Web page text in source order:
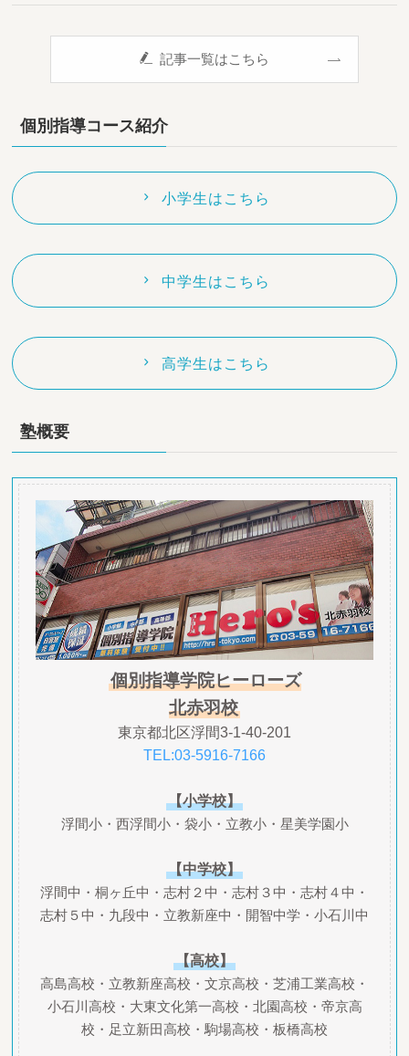
記事一覧はこちら
個別指導コース紹介
小学生はこちら
中学生はこちら
高学生はこちら
塾概要
個別指導学院ヒーローズ
北赤羽校
東京都北区浮間3-1-40-201
TEL:03-5916-7166
【小学校】
浮間小・西浮間小・袋小・立教小・星美学園小
【中学校】
浮間中・桐ヶ丘中・志村２中・志村３中・志村４中・
志村５中・九段中・立教新座中・開智中学・小石川中
【高校】
高島高校・立教新座高校・文京高校・芝浦工業高校・
小石川高校・大東文化第一高校・北園高校・帝京高
校・足立新田高校・駒場高校・板橋高校